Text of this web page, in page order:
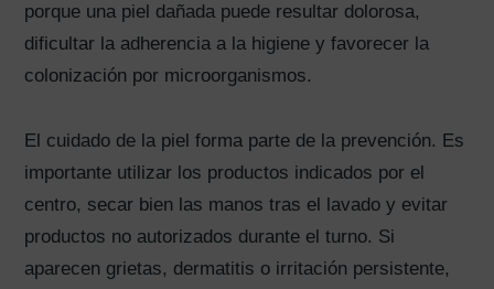
porque una piel dañada puede resultar dolorosa,
dificultar la adherencia a la higiene y favorecer la
colonización por microorganismos.
El cuidado de la piel forma parte de la prevención. Es
importante utilizar los productos indicados por el
centro, secar bien las manos tras el lavado y evitar
productos no autorizados durante el turno. Si
aparecen grietas, dermatitis o irritación persistente,